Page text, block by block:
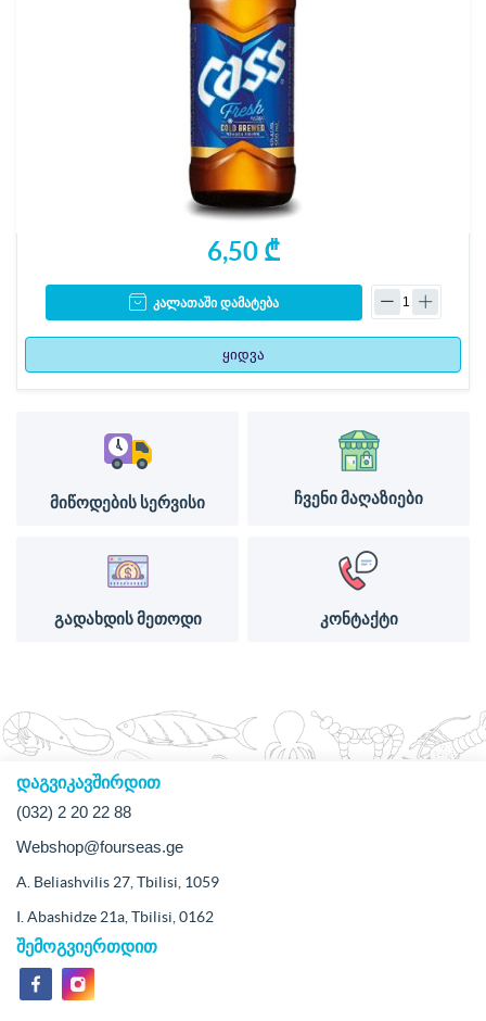
6,50 ₾
კალათაში დამატება
ყიდვა
მიწოდების სერვისი ჩვენი მაღაზიები
გადახდის მეთოდი კონტაქტი
დაგვიკავშირდით
(032) 2 20 22 88
Webshop@fourseas.ge
A. Beliashvilis 27, Tbilisi, 1059
I. Abashidze 21a, Tbilisi, 0162
შემოგვიერთდით